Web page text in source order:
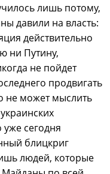
лишь потому,
давили на власть:
действительно
ни Путину,
не пойдет
продвигать
не может мыслить
уже сегодня
блицкриг
людей, которые